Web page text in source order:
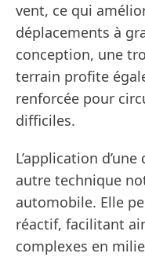
vent, ce qui
déplacements à
conception, une
terrain profite
renforcée pour
difficiles.
L’application
autre technique
automobile. Elle
réactif, facilitant
complexes en